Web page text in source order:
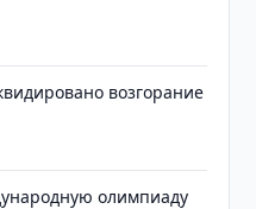
возгорание
олимпиаду